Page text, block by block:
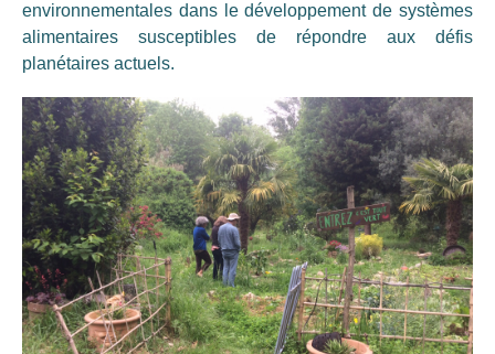
environnementales dans le développement de systèmes
alimentaires susceptibles de répondre aux défis
planétaires actuels.